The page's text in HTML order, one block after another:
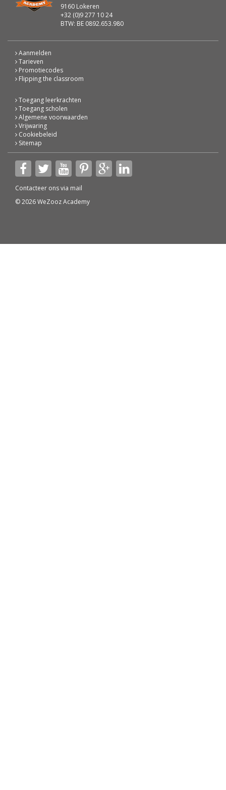
9160 Lokeren
+32 (0)9 277 10 24
BTW: BE 0892.653.980
Aanmelden
Tarieven
Promotiecodes
Flipping the classroom
Toegang leerkrachten
Toegang scholen
Algemene voorwaarden
Vrijwaring
Cookiebeleid
Sitemap
Contacteer ons via mail
© 2026 WeZooz Academy